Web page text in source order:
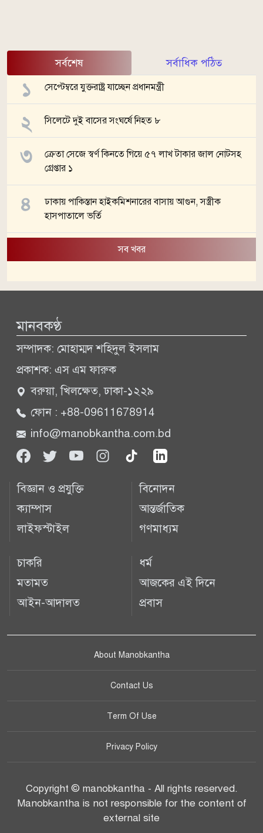
সর্বশেষ সর্বাধিক পঠিত
সেপ্টেম্বরে যুক্তরাষ্ট্র যাচ্ছেন প্রধানমন্ত্রী
সিলেটে দুই বাসের সংঘর্ষে নিহত ৮
ক্রেতা সেজে স্বর্ণ কিনতে গিয়ে ৫৭ লাখ টাকার জাল নোটসহ
গ্রেপ্তার ১
ঢাকায় পাকিস্তান হাইকমিশনারের বাসায় আগুন, সস্ত্রীক
হাসপাতালে ভর্তি
সব খবর
মানবকণ্ঠ
সম্পাদক: মোহাম্মদ শহিদুল ইসলাম
প্রকাশক: এস এম ফারুক
বরুয়া, খিলক্ষেত, ঢাকা-১২২৯
ফোন : +88-09611678914
info@manobkantha.com.bd
বিজ্ঞান ও প্রযুক্তি
ক্যাম্পাস
লাইফস্টাইল
বিনোদন
আন্তর্জাতিক
গণমাধ্যম
চাকরি
মতামত
আইন-আদালত
ধর্ম
আজকের এই দিনে
প্রবাস
About Manobkantha
Contact Us
Term Of Use
Privacy Policy
Copyright © manobkantha - All rights reserved.
Manobkantha is not responsible for the content of
external site